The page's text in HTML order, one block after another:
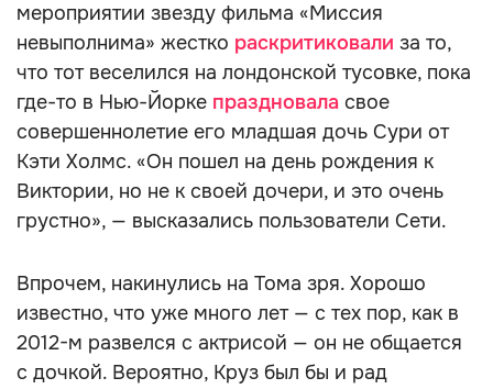
мероприятии звезду фильма «Миссия
невыполнима» жестко раскритиковали за то,
что тот веселился на лондонской тусовке, пока
где-то в Нью-Йорке праздновала свое
совершеннолетие его младшая дочь Сури от
Кэти Холмс. «Он пошел на день рождения к
Виктории, но не к своей дочери, и это очень
грустно», — высказались пользователи Сети.
Впрочем, накинулись на Тома зря. Хорошо
известно, что уже много лет — с тех пор, как в
2012-м развелся с актрисой — он не общается
с дочкой. Вероятно, Круз был бы и рад